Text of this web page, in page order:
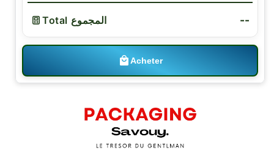
Total المجموع --
Acheter